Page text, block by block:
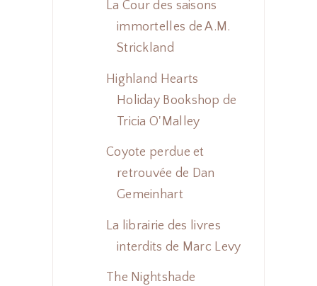
La Cour des saisons
immortelles de A.M.
Strickland
Highland Hearts
Holiday Bookshop de
Tricia O'Malley
Coyote perdue et
retrouvée de Dan
Gemeinhart
La librairie des livres
interdits de Marc Levy
The Nightshade